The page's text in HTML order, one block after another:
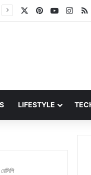
PinterestYouTube
LIFESTYLE